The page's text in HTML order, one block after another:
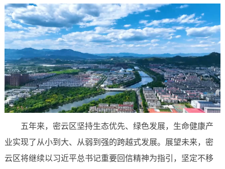
五年来，密云区坚持生态优先、绿色发展，生命健康产
业实现了从小到大、从弱到强的跨越式发展。展望未来，密
云区将继续以习近平总书记重要回信精神为指引，坚定不移